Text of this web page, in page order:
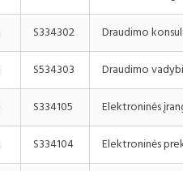
S334302 Draudimo
S534303 Draudimo
S334105 Elektroninės
S334104 Elektroninės